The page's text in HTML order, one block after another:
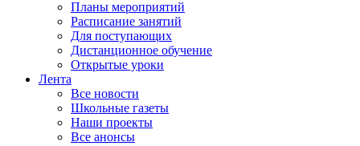
Планы мероприятий
Расписание занятий
Для поступающих
Дистанционное обучение
Открытые уроки
Лента
Все новости
Школьные газеты
Наши проекты
Все анонсы